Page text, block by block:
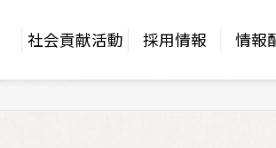
社会貢献活動 採用情報 情報